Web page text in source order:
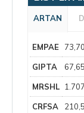
ARTAN
EMPAE 73,70
GIPTA 67,65
MRSHL
CRFSA